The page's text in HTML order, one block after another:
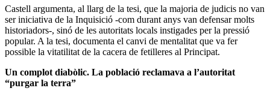
Castell argumenta, al llarg de la tesi, que la majoria de judicis no van
ser iniciativa de la Inquisició -com durant anys van defensar molts
historiadors-, sinó de les autoritats locals instigades per la pressió
popular. A la tesi, documenta el canvi de mentalitat que va fer
possible la vitatilitat de la cacera de fetilleres al Principat.
Un complot diabòlic. La població reclamava a l’autoritat
“purgar la terra”